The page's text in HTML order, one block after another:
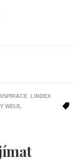
LINDEX
WEIJL